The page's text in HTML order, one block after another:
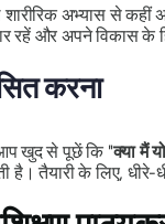
शारीरिक अभ्यास से
रहें और अपने विकास के
करना
खुद से पूछें कि "क्या मैं
है। तैयारी के लिए,